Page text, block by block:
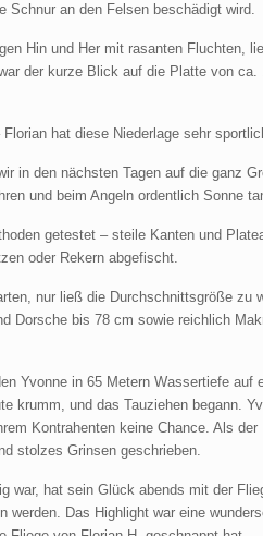
Schnur an den Felsen beschädigt wird.
Hin und Her mit rasanten Fluchten,
der kurze Blick auf die Platte von ca.
hat diese Niederlage sehr
in den nächsten Tagen auf die ganz
und beim Angeln ordentlich Sonne
getestet – steile Kanten und
oder Rekern abgefischt.
nur ließ die Durchschnittsgröße zu
Dorsche bis 78 cm sowie reichlich
Yvonne in 65 Metern Wassertiefe
krumm, und das Tauziehen begann.
Kontrahenten keine Chance. Als
stolzes Grinsen geschrieben.
war, hat sein Glück abends mit der
werden. Das Highlight war eine